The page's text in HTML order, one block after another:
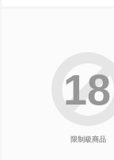
限制級商品
18